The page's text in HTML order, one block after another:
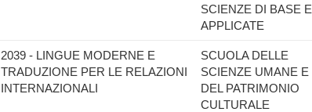
SCIENZE DI BASE E
APPLICATE
2039 - LINGUE MODERNE E
TRADUZIONE PER LE RELAZIONI
INTERNAZIONALI
SCUOLA DELLE
SCIENZE UMANE E
DEL PATRIMONIO
CULTURALE